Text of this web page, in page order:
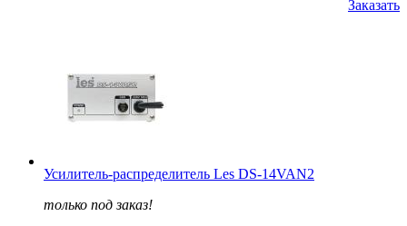
Заказать
Усилитель-распределитель Les DS-14VAN2
только под заказ!